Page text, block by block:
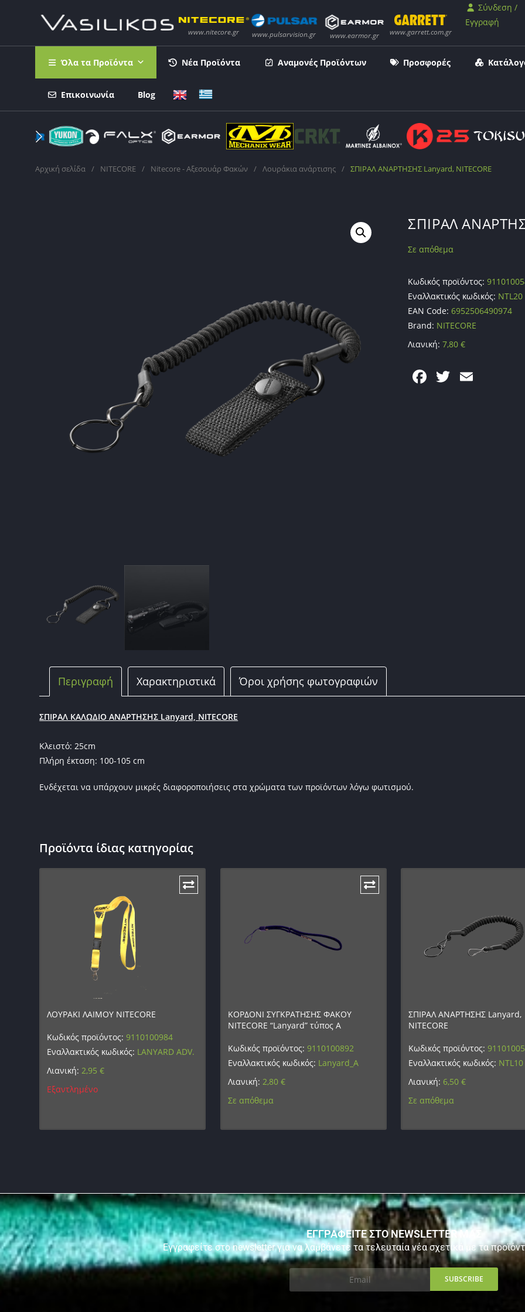
Σύνδεση /
Εγγραφή
Όλα τα Προϊόντα Νέα Προϊόντα Αναμονές Προϊόντων Προσφορές
Επικοινωνία Blog
Αρχική σελίδα / NITECORE / Nitecore - Αξεσουάρ Φακών / Λουράκια ανάρτισης / ΣΠΙΡΑΛ ΑΝΑΡΤΗΣΗΣ Lanyard, NITECORE
ΣΠΙΡΑΛ
Σε απόθεμα
Κωδικός προϊόντος:
Εναλλακτικός κωδικός: NTL20
EAN Code:6952506490974
Brand: NITECORE
Λιανική:7,80€
F T
Περιγραφή Χαρακτηριστικά Όροι χρήσης φωτογραφιών
ΣΠΙΡΑΛ ΚΑΛΩΔΙΟ ΑΝΑΡΤΗΣΗΣ Lanyard, NITECORE
Κλειστό: 25cm
Πλήρη έκταση: 100-105 cm
Ενδέχεται να υπάρχουν μικρές διαφοροποιήσεις στα χρώματα των προϊόντων λόγω φωτισμού.
Προϊόντα ίδιας κατηγορίας
ΛΟΥΡΑΚΙ ΛΑΙΜΟΥ NITECORE
Κωδικός προϊόντος:9110100984
Εναλλακτικός κωδικός: LANYARD ADV.
Λιανική:2,95€
Εξαντλημένο
ΚΟΡΔΟΝΙ ΣΥΓΚΡΑΤΗΣΗΣ ΦΑΚΟΥ
NITECORE “Lanyard” τύπος Α
Κωδικός προϊόντος: 9110100892
Εναλλακτικός κωδικός: Lanyard_A
Λιανική: 2,80 €
Σε απόθεμα
ΣΠΙΡΑΛ ΑΝΑΡΤΗΣΗΣ Lanyard,
NITECORE
Κωδικός προϊόντος:
Εναλλακτικός κωδικός: NTL10
Λιανική: 6,50€
Σε απόθεμα
ΕΓΓΡΑΦΕΙΤΕ ΣΤΟ NEWSLETTER ΜΑΣ
Εγγραφείτε στο newsletter για να λαμβάνετε τα τελευταία νέα σχετικά με τα